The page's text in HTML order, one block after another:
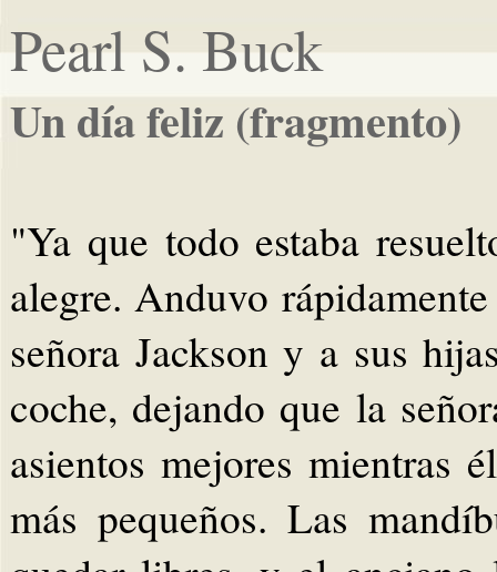
Pearl S. Buck
Un día feliz (fragmento)
"Ya que todo estaba
alegre. Anduvo
señora Jackson y a sus
coche, dejando que la
asientos mejores mientras
más pequeños. Las